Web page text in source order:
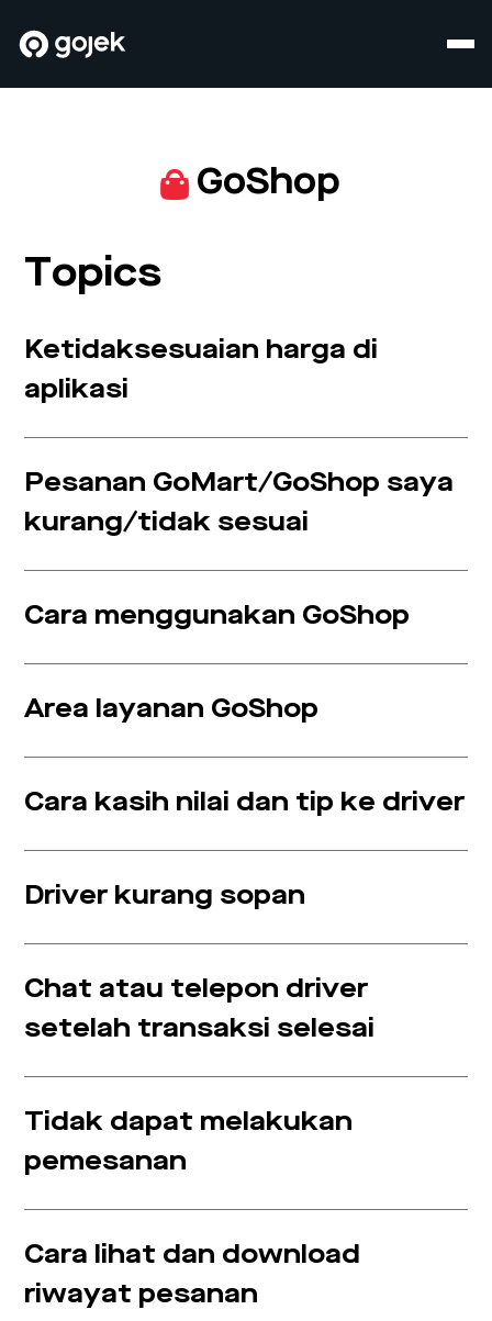
GoShop
Topics
Ketidaksesuaian harga di
aplikasi
Pesanan GoMart/GoShop saya
kurang/tidak sesuai
Cara menggunakan GoShop
Area layanan GoShop
Cara kasih nilai dan tip ke driver
Driver kurang sopan
Chat atau telepon driver
setelah transaksi selesai
Tidak dapat melakukan
pemesanan
Cara lihat dan download
riwayat pesanan